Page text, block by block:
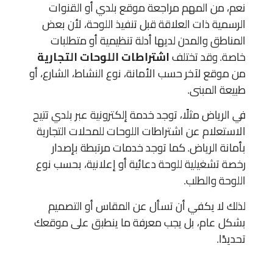
نعم، من المهم مراجعة موقع بلدي أو القنوات
الرسمية ذات العلاقة قبل تنفيذ اللوحة، لأن بعض
المناطق والمدن لديها أدلة تنظيمية أو متطلبات
خاصة. وقد تختلفاشتراطات اللوحات التجارية
من موقع لآخر حسب الأمانة، نوع النشاط، الشارع، أو
طبيعة المبنى.
في الرياض مثلًا، توجد خدمة إلكترونية عبر بلدي تتيح
الاستعلام عن اشتراطات اللوحات للمحلات التجارية
بأمانة الرياض. كما توجد خدمات مرتبطة بإصدار
رخصة تشغيلية للوحة دعائية أو إعلانية، بحسب نوع
اللوحة والطلب.
لذلك لا يكفي أن تسأل عن المقاس أو التصميم
بشكل عام، بل يجب معرفة ما ينطبق على موقعك
تحديدًا.